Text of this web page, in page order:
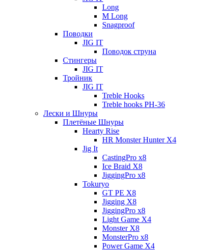
Long
M Long
Snagproof
Поводки
JIG IT
Поводок струна
Стингеры
JIG IT
Тройник
JIG IT
Treble Hooks
Treble hooks PH-36
Лески и Шнуры
Плетёные Шнуры
Hearty Rise
HR Monster Hunter X4
Jig It
CastingPro x8
Ice Braid X8
JiggingPro x8
Tokuryo
GT PE X8
Jigging X8
JiggingPro x8
Light Game X4
Monster X8
MonsterPro x8
Power Game X4